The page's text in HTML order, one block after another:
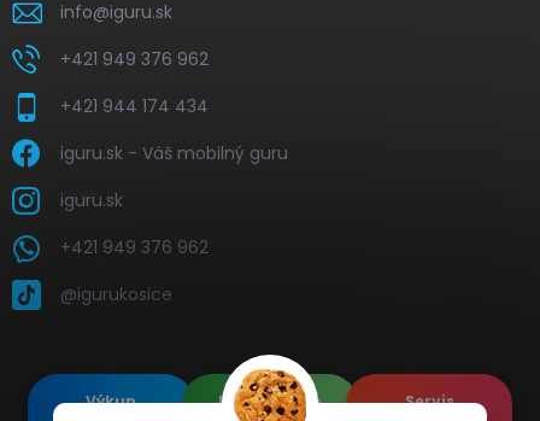
info@iguru.sk
+421 949 376 962
+421 944 174 434
iguru.sk - Váš mobilný guru
iguru.sk
+421 949 376 962
@igurukosice
Výkup
Renovované
Servis